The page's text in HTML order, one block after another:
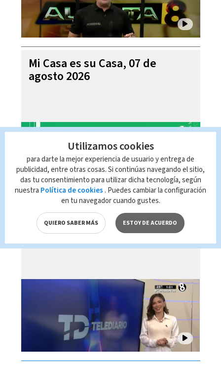
Mi Casa es su Casa, 07 de
agosto 2026
Telediario En Directo con Paula
Brenes, 07 de agosto 2026
Utilizamos cookies
para darte la mejor experiencia de usuario y entrega de
publicidad, entre otras cosas. Si continúas navegando el sitio,
das tu consentimiento para utilizar dicha tecnología, según
nuestra Política de cookies . Puedes cambiar la configuración
en tu navegador cuando gustes.
QUIERO SABER MÁS ESTOY DE ACUERDO